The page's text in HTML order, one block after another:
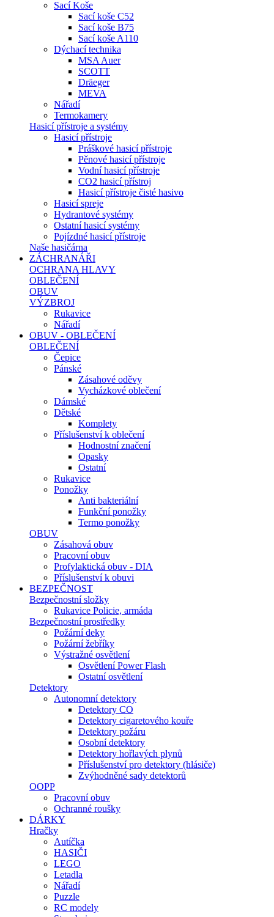
Sací Koše
Sací koše C52
Sací koše B75
Sací koše A110
Dýchací technika
MSA Auer
SCOTT
Dräeger
MEVA
Nářadí
Termokamery
Hasicí přístroje a systémy
Hasicí přístroje
Práškové hasicí přístroje
Pěnové hasicí přístroje
Vodní hasicí přístroje
CO2 hasicí přístroj
Hasicí přístroje čisté hasivo
Hasicí spreje
Hydrantové systémy
Ostatní hasicí systémy
Pojízdné hasicí přístroje
Naše hasičárna
ZÁCHRANÁŘI
OCHRANA HLAVY
OBLEČENÍ
OBUV
VÝZBROJ
Rukavice
Nářadí
OBUV - OBLEČENÍ
OBLEČENÍ
Čepice
Pánské
Zásahové oděvy
Vycházkové oblečení
Dámské
Dětské
Komplety
Příslušenství k oblečení
Hodnostní značení
Opasky
Ostatní
Rukavice
Ponožky
Anti bakteriální
Funkční ponožky
Termo ponožky
OBUV
Zásahová obuv
Pracovní obuv
Profylaktická obuv - DIA
Příslušenství k obuvi
BEZPEČNOST
Bezpečnostní složky
Rukavice Policie, armáda
Bezpečnostní prostředky
Požární deky
Požární žebříky
Výstražné osvětlení
Osvětlení Power Flash
Ostatní osvětlení
Detektory
Autonomní detektory
Detektory CO
Detektory cigaretového kouře
Detektory požáru
Osobní detektory
Detektory hořlavých plynů
Příslušenství pro detektory (hlásiče)
Zvýhodněné sady detektorů
OOPP
Pracovní obuv
Ochranné roušky
DÁRKY
Hračky
Autíčka
HASIČI
LEGO
Letadla
Nářadí
Puzzle
RC modely